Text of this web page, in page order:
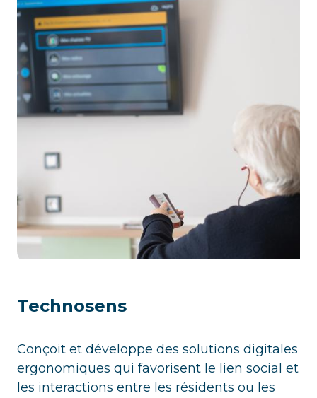
Technosens
Conçoit et développe des solutions digitales
ergonomiques qui favorisent le lien social et
les interactions entre les résidents ou les